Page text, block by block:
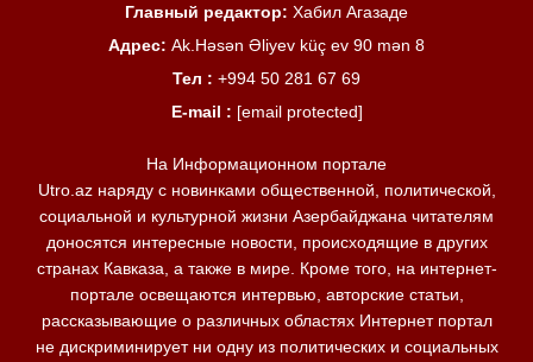
Главный редактор: Хабил Агазаде
Адрес: Ak.Həsən Əliyev küç ev 90 mən 8
Тел : +994 50 281 67 69
E-mail : [email protected]
На Информационном портале
Utro.az наряду с новинками общественной, политической,
социальной и культурной жизни Азербайджана читателям
доносятся интересные новости, происходящие в других
странах Кавказа, а также в мире. Кроме того, на интернет-
портале освещаются интервью, авторские статьи,
рассказывающие о различных областях Интернет портал
не дискриминирует ни одну из политических и социальных